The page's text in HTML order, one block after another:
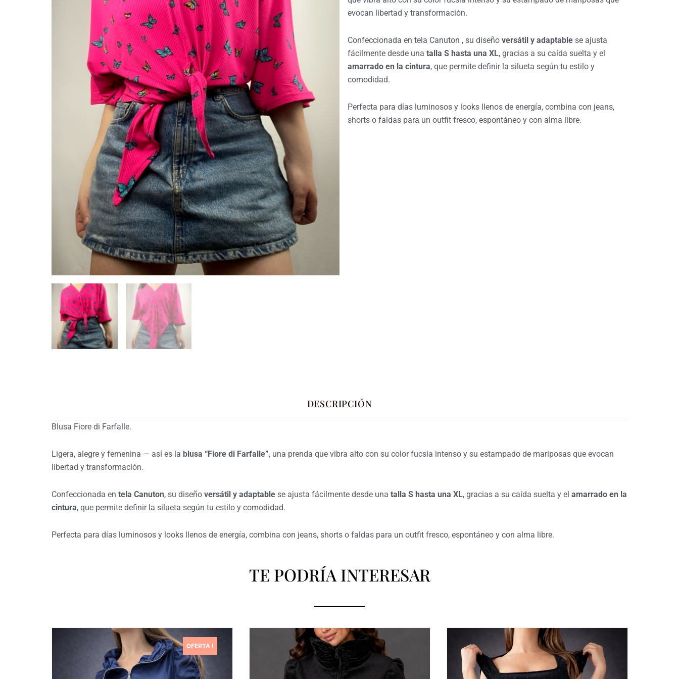
evocan libertad y transformación.
Confeccionada en tela Canuton , su diseño versátil y adaptable se ajusta
fácilmente desde una talla S hasta una XL, gracias a su caída suelta y el
amarrado en la cintura, que permite definir la silueta según tu estilo y
comodidad.
Perfecta para días luminosos y looks llenos de energía, combina con jeans,
shorts o faldas para un outfit fresco, espontáneo y con alma libre.
DESCRIPCIÓN
Blusa Fiore di Farfalle.
Ligera, alegre y femenina — así es la blusa “Fiore di Farfalle”, una prenda que vibra alto con su color fucsia intenso y su estampado de mariposas que evocan
libertad y transformación.
Confeccionada en tela Canuton, su diseño versátil y adaptable se ajusta fácilmente desde una talla S hasta una XL, gracias a su caída suelta y el amarrado en la
cintura, que permite definir la silueta según tu estilo y comodidad.
Perfecta para días luminosos y looks llenos de energía, combina con jeans, shorts o faldas para un outfit fresco, espontáneo y con alma libre.
TE PODRÍA INTERESAR
OFERTA !